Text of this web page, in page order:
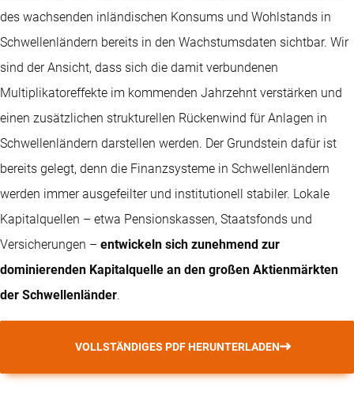
des wachsenden inländischen Konsums und Wohlstands in
Schwellenländern bereits in den Wachstumsdaten sichtbar. Wir
sind der Ansicht, dass sich die damit verbundenen
Multiplikatoreffekte im kommenden Jahrzehnt verstärken und
einen zusätzlichen strukturellen Rückenwind für Anlagen in
Schwellenländern darstellen werden. Der Grundstein dafür ist
bereits gelegt, denn die Finanzsysteme in Schwellenländern
werden immer ausgefeilter und institutionell stabiler. Lokale
Kapitalquellen – etwa Pensionskassen, Staatsfonds und
Versicherungen – entwickeln sich zunehmend zur
dominierenden Kapitalquelle an den großen Aktienmärkten
der Schwellenländer.
VOLLSTÄNDIGES PDF HERUNTERLADEN